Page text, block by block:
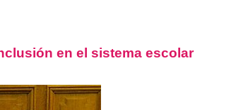
en el sistema escolar